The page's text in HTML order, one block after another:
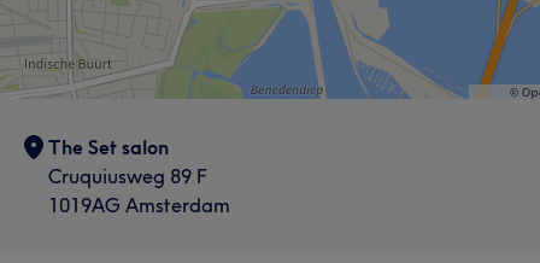
The Set salon
Cruquiusweg 89 F
1019AG Amsterdam